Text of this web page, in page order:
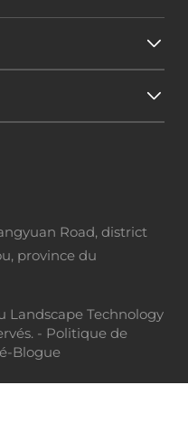
Road, district
province du
Landscape Technology
- Politique de
-Blogue